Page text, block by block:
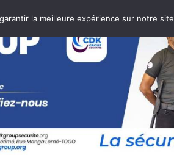
la meilleure expérience sur notre